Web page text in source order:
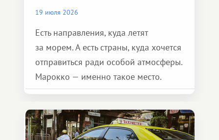
19 июля 2026
Есть направления, куда летят
за морем. А есть страны, куда хочется
отправиться ради особой атмосферы.
Марокко — именно такое место.